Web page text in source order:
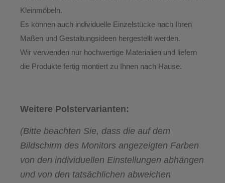
Kleinmöbeln.
Es können auch individuelle Einzelstücke nach Ihren
Maßen und Gestaltungsideen hergestellt werden.
Wir verwenden nur hochwertige Materialien und liefern
die Produkte fertig montiert zu Ihnen nach Hause.
Weitere Polstervarianten:
(Bitte beachten Sie, dass die auf dem
Bildschirm des Monitors angezeigten Farben
von den individuellen Einstellungen abhängen
und von den tatsächlichen abweichen